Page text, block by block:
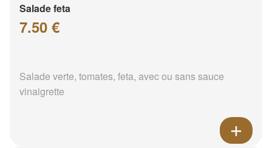
Salade feta
7.50 €
Salade verte, tomates, feta, avec ou sans sauce
vinaigrette